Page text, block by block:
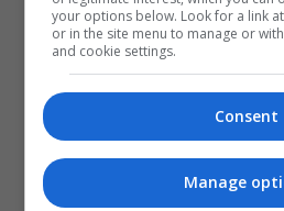
your options below. Look for a link
or in the site menu to manage or
and cookie settings.
Consent
Manage